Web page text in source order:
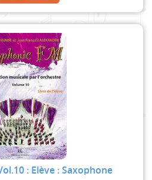
: Elève : Saxophone